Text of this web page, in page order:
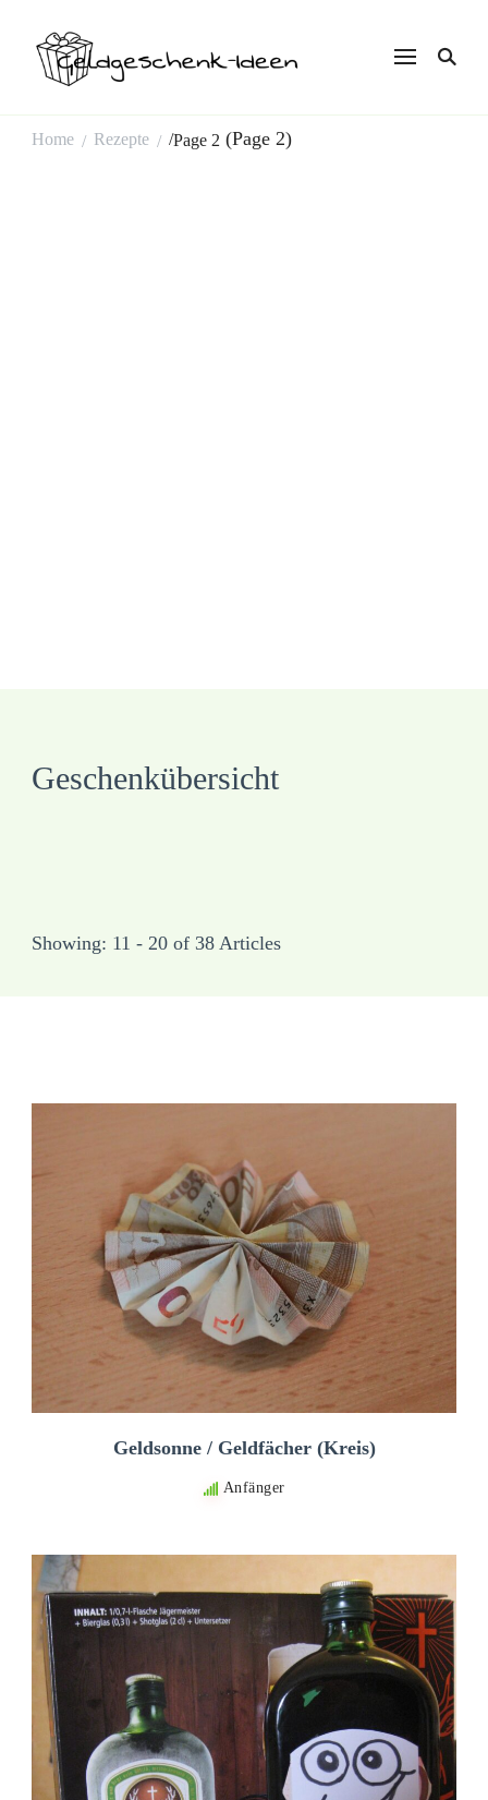
Ideen
Home / Rezepte / /Page 2 (Page 2)
Geschenkübersicht
Showing: 11 - 20 of 38 Articles
Geldsonne / Geldfächer (Kreis)
Anfänger